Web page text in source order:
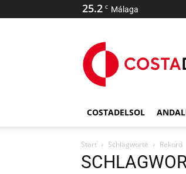
25.2 C Málaga
COSTADELSOL
Start Schlagworte Rekord